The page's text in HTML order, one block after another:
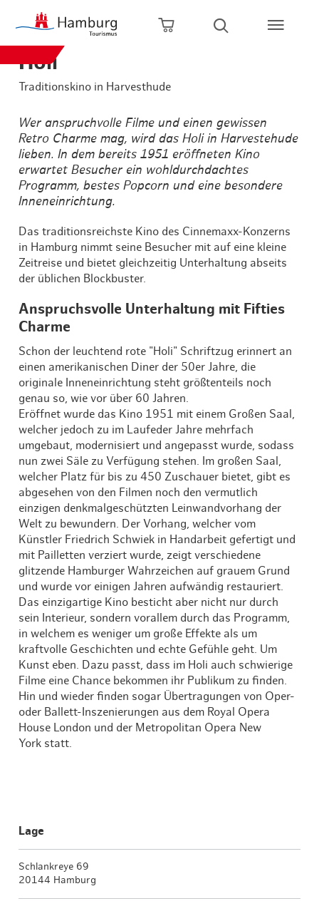
Zum Hauptinhalt springen
Zur Hauptnavigation springen
Zur Volltextsuche springen
Zum Footer springen
Warenkorb öffnen
Suche öffnen
Holi
Traditionskino in Harvesthude
Wer anspruchvolle Filme und einen gewissen
Retro Charme mag, wird das Holi in Harvestehude
lieben. In dem bereits 1951 eröffneten Kino
erwartet Besucher ein wohldurchdachtes
Programm, bestes Popcorn und eine besondere
Inneneinrichtung.
Das traditionsreichste Kino des Cinnemaxx-Konzerns
in Hamburg nimmt seine Besucher mit auf eine kleine
Zeitreise und bietet gleichzeitig Unterhaltung abseits
der üblichen Blockbuster.
Anspruchsvolle Unterhaltung mit Fifties
Charme
Schon der leuchtend rote "Holi" Schriftzug erinnert an
einen amerikanischen Diner der 50er Jahre, die
originale Inneneinrichtung steht größtenteils noch
genau so, wie vor über 60 Jahren.
Eröffnet wurde das Kino 1951 mit einem Großen Saal,
welcher jedoch zu im Laufeder Jahre mehrfach
umgebaut, modernisiert und angepasst wurde, sodass
nun zwei Säle zu Verfügung stehen. Im großen Saal,
welcher Platz für bis zu 450 Zuschauer bietet, gibt es
abgesehen von den Filmen noch den vermutlich
einzigen denkmalgeschützten Leinwandvorhang der
Welt zu bewundern. Der Vorhang, welcher vom
Künstler Friedrich Schwiek in Handarbeit gefertigt und
mit Pailletten verziert wurde, zeigt verschiedene
glitzende Hamburger Wahrzeichen auf grauem Grund
und wurde vor einigen Jahren aufwändig restauriert.
Das einzigartige Kino besticht aber nicht nur durch
sein Interieur, sondern vorallem durch das Programm,
in welchem es weniger um große Effekte als um
kraftvolle Geschichten und echte Gefühle geht. Um
Kunst eben. Dazu passt, dass im Holi auch schwierige
Filme eine Chance bekommen ihr Publikum zu finden.
Hin und wieder finden sogar Übertragungen von Oper-
oder Ballett-Inszenierungen aus dem Royal Opera
House London und der Metropolitan Opera New
York statt.
Lage
Schlankreye 69
20144 Hamburg